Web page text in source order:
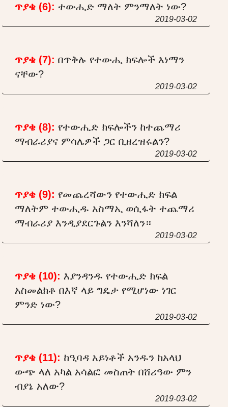
ጥያቄ (6): ተውሒድ ማለት ምንማለት ነው?
2019-03-02
ጥያቄ (7): በጥቅሉ የተውሒ ክፍሎች እነማን
ናቸው?
2019-03-02
ጥያቄ (8): የተውሒድ ክፍሎችን ከተጨማሪ
ማብራሪያና ምሳሌዎች ጋር ቢዘረዝሩልን?
2019-03-02
ጥያቄ (9): የመጨረሻውን የተውሒድ ክፍል
ማለትም ተውሒዱ አስማኢ ወሲፋት ተጨማሪ
ማብራሪያ እንዲያደርጉልን እንሻለን።
2019-03-02
ጥያቄ (10): እያንዳንዱ የተውሒድ ክፍል
አስመልክቶ በእኛ ላይ ግዴታ የሚሆነው ነገር
ምንድ ነው?
2019-03-02
ጥያቄ (11): ከዒባዳ አይነቶች አንዱን ከአላህ
ውጭ ላለ አካል አሳልፎ መስጠት በሸሪዓው ምን
ብያኔ አለው?
2019-03-02